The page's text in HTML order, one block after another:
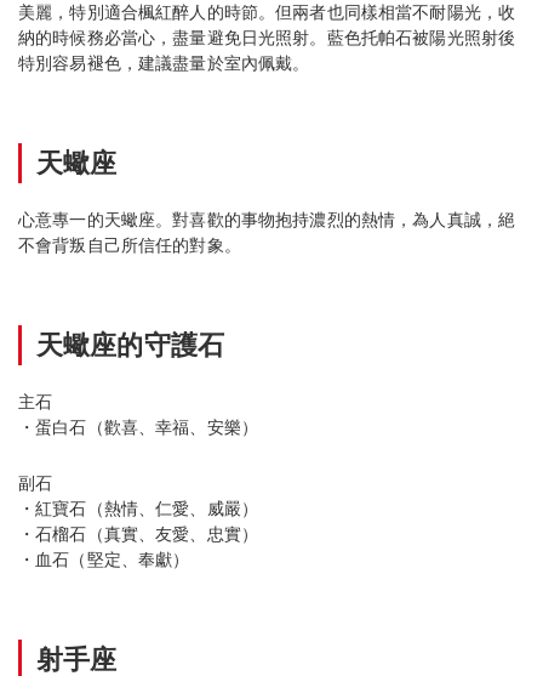
美麗，特別適合楓紅醉人的時節。但兩者也同樣相當不耐陽光，收
納的時候務必當心，盡量避免日光照射。藍色托帕石被陽光照射後
特別容易褪色，建議盡量於室內佩戴。
天蠍座
心意專一的天蠍座。對喜歡的事物抱持濃烈的熱情，為人真誠，絕
不會背叛自己所信任的對象。
天蠍座的守護石
主石
・蛋白石（歡喜、幸福、安樂）
副石
・紅寶石（熱情、仁愛、威嚴）
・石榴石（真實、友愛、忠實）
・血石（堅定、奉獻）
射手座